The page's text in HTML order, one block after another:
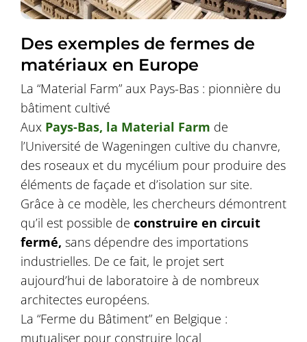
Des exemples de fermes de
matériaux en Europe
La “Material Farm” aux Pays-Bas : pionnière du
bâtiment cultivé
Aux Pays-Bas, la Material Farm de
l’Université de Wageningen cultive du chanvre,
des roseaux et du mycélium pour produire des
éléments de façade et d’isolation sur site.
Grâce à ce modèle, les chercheurs démontrent
qu’il est possible de construire en circuit
fermé, sans dépendre des importations
industrielles. De ce fait, le projet sert
aujourd’hui de laboratoire à de nombreux
architectes européens.
La “Ferme du Bâtiment” en Belgique :
mutualiser pour construire local